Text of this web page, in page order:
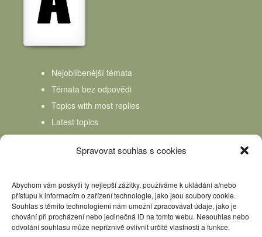
Spravovat souhlas s cookies
Abychom vám poskytli ty nejlepší zážitky, používáme k ukládání a/nebo
přístupu k informacím o zařízení technologie, jako jsou soubory cookie.
Souhlas s těmito technologiemi nám umožní zpracovávat údaje, jako je
chování při procházení nebo jedinečná ID na tomto webu. Nesouhlas nebo
odvolání souhlasu může nepříznivě ovlivnit určité vlastnosti a funkce.
Nejoblíbenější témata
Témata bez odpovědi
Topics with most replies
Latest topics
Topics Freshness